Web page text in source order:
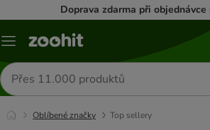
Doprava zdarma při objednávce
Menu
Hledat
produkty
Oblíbené značky Top sellery